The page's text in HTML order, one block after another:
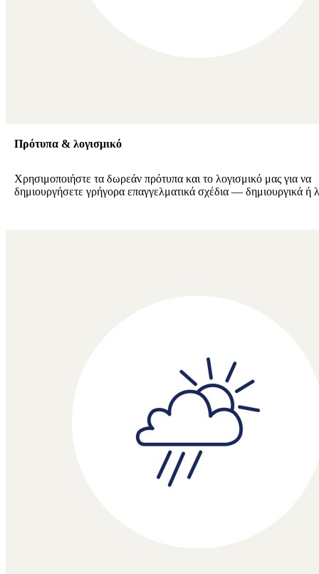
Πρότυπα & λογισμικό
Χρησιμοποιήστε τα δωρεάν πρότυπα και το λογισμικό μας για να
δημιουργήσετε γρήγορα επαγγελματικά σχέδια — δημιουργικά ή